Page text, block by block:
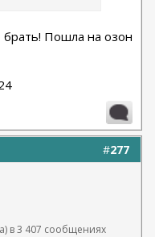
Пошла на озон
#277
в 3 407 сообщениях